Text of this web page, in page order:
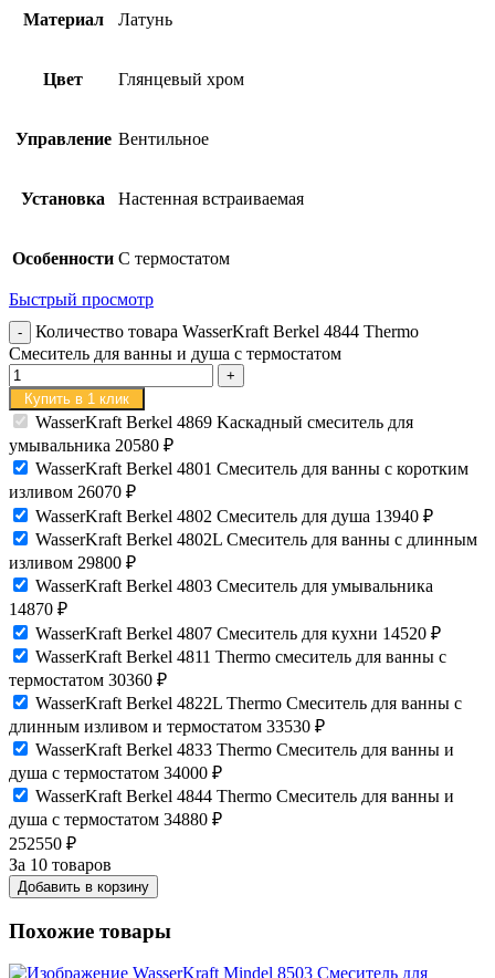
Материал Латунь
Цвет Глянцевый хром
Управление Вентильное
Установка Настенная встраиваемая
Особенности С термостатом
Быстрый просмотр
Количество товара WasserKraft Berkel 4844 Thermo
Смеситель для ванны и душа с термостатом
Купить в 1 клик
WasserKraft Berkel 4869 Kаскадный смеситель для
умывальника 20580 ₽
WasserKraft Berkel 4801 Смеситель для ванны с коротким
изливом 26070 ₽
WasserKraft Berkel 4802 Смеситель для душа 13940 ₽
WasserKraft Berkel 4802L Смеситель для ванны с длинным
изливом 29800 ₽
WasserKraft Berkel 4803 Смеситель для умывальника
14870 ₽
WasserKraft Berkel 4807 Смеситель для кухни 14520 ₽
WasserKraft Berkel 4811 Thermo смеситель для ванны с
термостатом 30360 ₽
WasserKraft Berkel 4822L Thermo Смеситель для ванны с
длинным изливом и термостатом 33530 ₽
WasserKraft Berkel 4833 Thermo Cмеситель для ванны и
душа с термостатом 34000 ₽
WasserKraft Berkel 4844 Thermo Смеситель для ванны и
душа с термостатом 34880 ₽
252550 ₽
За 10 товаров
Добавить в корзину
Похожие товары